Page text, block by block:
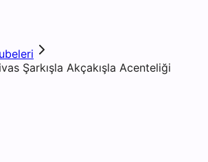
Şarkışla Akçakışla Acenteliği